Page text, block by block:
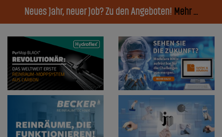
Neues Jahr, neuer Job? Zu den Angeboten! Mehr ...